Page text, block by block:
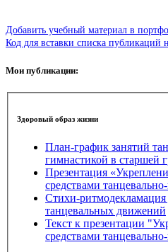
Добавить учебный материал в
Код для вставки списка публикаций
Мои публикации:
Здоровый образ жизни
План-график занятий танцевально-игровой
гимнастикой в
Презентация
средствами
Стихи-ритмодекламация
танцевальных движений
Текст к презентации
средствами